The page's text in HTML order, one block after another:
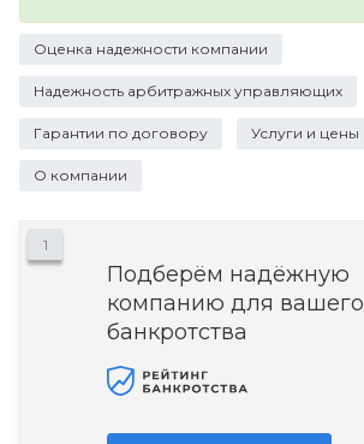
Оценка надежности компании
Надежность арбитражных управляющих
Гарантии по договору Услуги и цены
О компании
1
Подберём надёжную
компанию для вашего
банкротства